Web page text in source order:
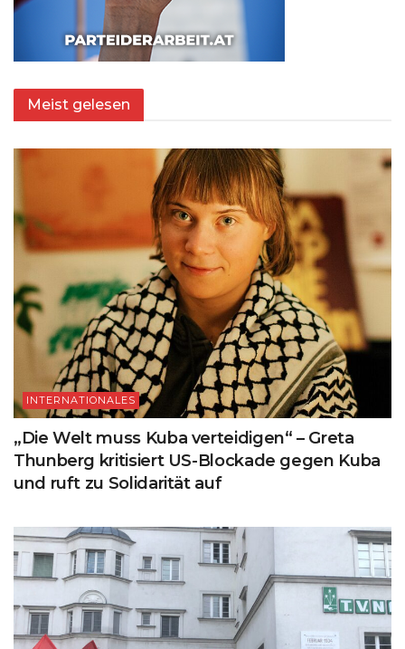
Meist gelesen
INTERNATIONALES
„Die Welt muss Kuba verteidigen“ – Greta
Thunberg kritisiert US-Blockade gegen Kuba
und ruft zu Solidarität auf